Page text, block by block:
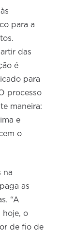
para a
das
é
para
processo
maneira:
e
o
na
as
“A
hoje, o
de fio de